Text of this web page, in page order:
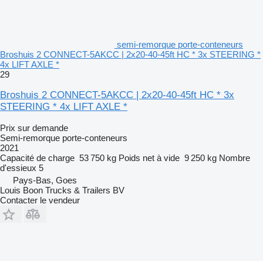
semi-remorque porte-conteneurs
Broshuis 2 CONNECT-5AKCC | 2x20-40-45ft HC * 3x STEERING *
4x LIFT AXLE *
29
Broshuis 2 CONNECT-5AKCC | 2x20-40-45ft HC * 3x
STEERING * 4x LIFT AXLE *
Prix sur demande
Semi-remorque porte-conteneurs
2021
Capacité de charge 53 750 kg Poids net à vide 9 250 kg Nombre
d'essieux 5
Pays-Bas, Goes
Louis Boon Trucks & Trailers BV
Contacter le vendeur